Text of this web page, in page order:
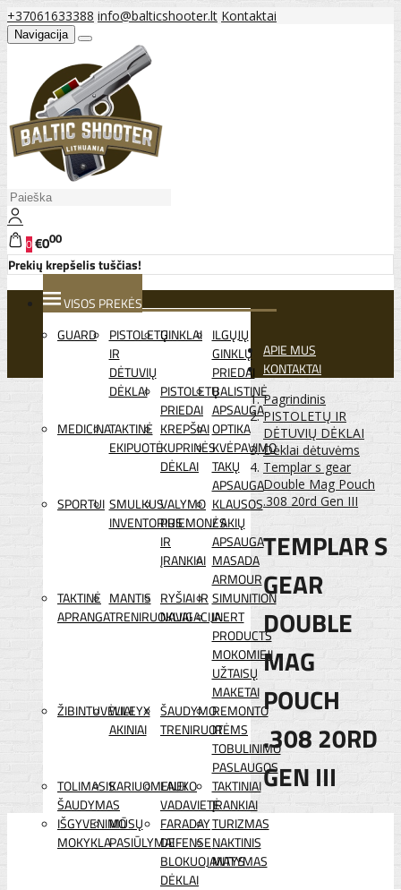
+37061633388 info@balticshooter.lt Kontaktai
Navigacija
0€000
Prekių krepšelis tuščias!
VISOS PREKĖS
GUARD
PISTOLETŲ
IR
DĖTUVIŲ
DĖKLAI
GINKLAI ILGŲJŲ
GINKLŲ
PRIEDAI
PISTOLETŲ
PRIEDAI
BALISTINĖ
APSAUGA
MEDICINATAKTINĖ
EKIPUOTĖ
KREPŠIAI
KUPRINĖS
DĖKLAI
OPTIKA
KVĖPAVIMO
TAKŲ
APSAUGA
SPORTUI SMULKUS
INVENTORIUS
VALYMO
PRIEMONĖS
IR
ĮRANKIAI
KLAUSOS
/ AKIŲ
APSAUGA
MASADA
ARMOUR
TAKTINĖ
APRANGA
MANTIS
TRENIRUOKLIAI
RYŠIAI IR
NAVIGACIJA
SIMUNITION
INERT
PRODUCTS
MOKOMIEJI
UŽTAISŲ
MAKETAI
ŽIBINTUVĖLIAI
WILEYX
AKINIAI
ŠAUDYMO
TRENIRUOTĖMS
REMONTO
IR
TOBULINIMO
PASLAUGOS
TOLIMASIS
ŠAUDYMAS
KARIUOMENEI
LAUKO
VADAVIETĖ
TAKTINIAI
ĮRANKIAI
IŠGYVENIMO
MOKYKLA
MŪSŲ
PASIŪLYMAI
FARADAY
DEFENSE
BLOKUOJANTYS
DĖKLAI
TURIZMAS
NAKTINIS
MATYMAS
APIE MUS
KONTAKTAI
Pagrindinis
PISTOLETŲ IR
DĖTUVIŲ DĖKLAI
Dėklai dėtuvėms
Templar s gear
Double Mag Pouch
.308 20rd Gen III
TEMPLAR S
GEAR
DOUBLE
MAG
POUCH
.308 20RD
GEN III